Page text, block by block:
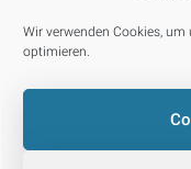
Wir verwenden Cookies, um
optimieren.